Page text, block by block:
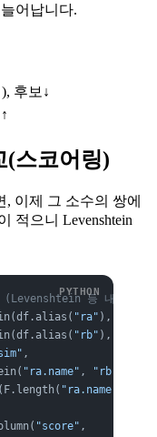
어납니다.
후보↓
(스코어링)
이제 그 소수의 쌍에
적으니 Levenshtein
(Levenshtein 등 내장 + 커
"ra" ), F.col(
"rb" ), F.col(
,
"ra.name" , "rb.name"
"ra.name"
"score" ,